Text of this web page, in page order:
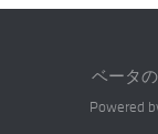
ベータの
Powered